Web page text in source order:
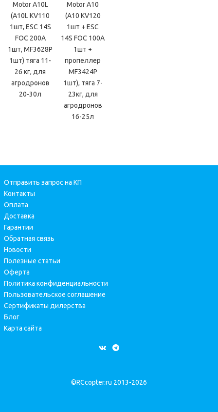
Motor A10L
(A10L KV110
1шт, ESC 14S
FOC 200A
1шт, MF3628P
1шт) тяга 11-
26 кг, для
агродронов
20-30л
Motor A10
(A10 KV120
1шт + ESC
14S FOC 100A
1шт +
пропеллер
MF3424P
1шт), тяга 7-
23кг, для
агродронов
16-25л
Отправить запрос на КП
Контакты
Оплата
Доставка
Гарантии
Обратная связь
Новости
Полезные статьи
Оферта
Политика конфиденциальности
Пользовательское соглашение
Сертификаты дилерства
Блог
Карта сайта
©RCcopter.ru 2013-2026